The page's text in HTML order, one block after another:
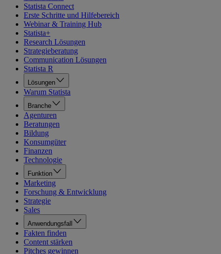
Statista Connect
Erste Schritte und Hilfebereich
Webinar & Training Hub
Statista+
Research Lösungen
Strategieberatung
Communication Lösungen
Statista R
Lösungen
Warum Statista
Branche
Agenturen
Beratungen
Bildung
Konsumgüter
Finanzen
Technologie
Funktion
Marketing
Forschung & Entwicklung
Strategie
Sales
Anwendungsfall
Fakten finden
Content stärken
Pitches gewinnen